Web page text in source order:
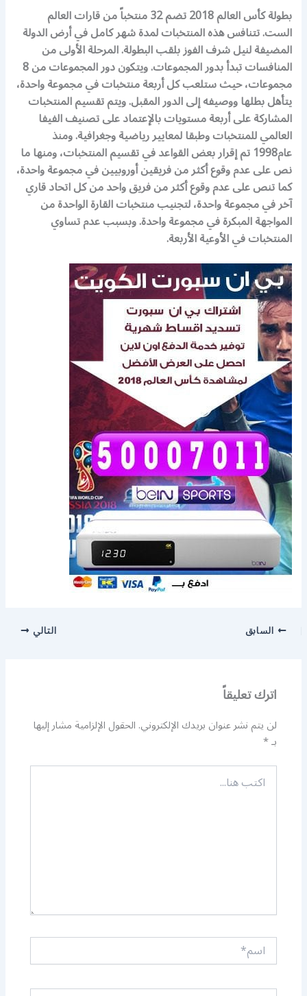
بطولة كأس العالم 2018 تضم 32 منتخباً من قارات العالم
الست. تتنافس هذه المنتخبات لمدة شهر كامل في أرض الدولة
المضيفة لنيل شرف الفوز بلقب البطولة. المرحلة الأولى من
المنافسات تبدأ بدور المجموعات. ويتكون دور المجموعات من 8
مجموعات، حيث ستلعب كل أربعة منتخبات في مجموعة واحدة،
يتأهل بطلها ووصيفه إلى الدور المقبل. ويتم تقسيم المنتخبات
المشاركة على أربعة مستويات بالإعتماد على تصنيف الفيفا
العالمي للمنتخبات وطبقا لمعايير رياضية وجغرافية. ومنذ
عام1998 تم إقرار بعض القواعد في تقسيم المنتخبات، ومنها ما
نص على عدم وقوع أكثر من فريقين أوروبيين في مجموعة واحدة،
كما تنص على عدم وقوع أكثر من فريق واحد من كل اتحاد قاري
آخر في مجموعة واحدة، لتجنيب منتخبات القارة الواحدة من
المواجهة المبكرة في مجموعة واحدة. وبسبب عدم تساوي
المنتخبات في الأوعية الأربعة.
السابق التالي
اترك تعليقاً
لن يتم نشر عنوان بريدك الإلكتروني.الحقول الإلزامية مشار إليها
بـ*
اكتب
هنا...
اسم*